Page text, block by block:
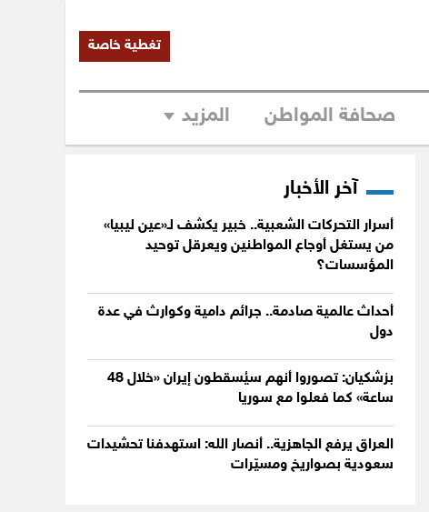
تغطية خاصة
صحافة المواطن المزيد
آخر الأخبار
أسرار التحركات الشعبية.. خبير يكشف لـ«عين ليبيا»
من يستغل أوجاع المواطنين ويعرقل توحيد
المؤسسات؟
أحداث عالمية صادمة.. جرائم دامية وكوارث في عدة
دول
بزشكيان: تصوروا أنهم سيُسقطون إيران «خلال 48
ساعة» كما فعلوا مع سوريا
العراق يرفع الجاهزية.. أنصار الله: استهدفنا تحشيدات
سعودية بصواريخ ومسيّرات